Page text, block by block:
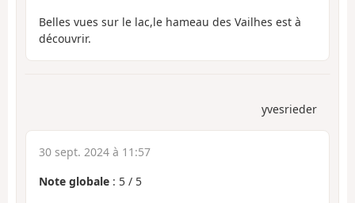
Belles vues sur le lac,le hameau des Vailhes est à
découvrir.
yvesrieder
30 sept. 2024 à 11:57
Note globale : 5 / 5